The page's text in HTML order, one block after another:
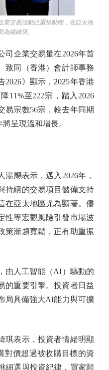
交易活動已重拾動能，在亞太地
為鍾綺琪。
企業交易量在2026年首
致同（香港）會計師事務
2026》顯示，2025年香港
11%至222宗，踏入2026
易宗數56宗，較去年同期
呈現溫和增長。
飈表示，邁入2026年，
持續的交易項目儲備支持
在亞太地區尤為顯著。儘
性等宏觀風險引發市場波
策漸趨寬鬆，正有助重振
人工智能（AI）驅動的
的重要引擎。投資者日益
局具備強大AI能力與可擴
表示，投資者情緒明顯
對價超過被收購目標的資
細選與投資紀律，買家願